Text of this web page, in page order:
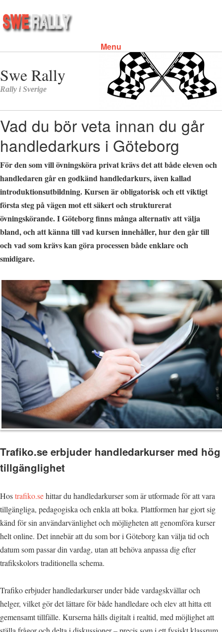
Menu
Skip to content
Vad du bör veta innan du går
handledarkurs i Göteborg
För den som vill övningsköra privat krävs det att både eleven och
handledaren går en godkänd handledarkurs, även kallad
introduktionsutbildning. Kursen är obligatorisk och ett viktigt
första steg på vägen mot ett säkert och strukturerat
övningskörande. I Göteborg finns många alternativ att välja
bland, och att känna till vad kursen innehåller, hur den går till
och vad som krävs kan göra processen både enklare och
smidigare.
Trafiko.se erbjuder handledarkurser med hög
tillgänglighet
Hostrafiko.sehittar du handledarkurser som är utformade för att vara
tillgängliga, pedagogiska och enkla att boka. Plattformen har gjort sig
känd för sin användarvänlighet och möjligheten att genomföra kurser
helt online. Det innebär att du som bor i Göteborg kan välja tid och
datum som passar din vardag, utan att behöva anpassa dig efter
trafikskolors traditionella schema.
Trafiko erbjuder handledarkurser under både vardagskvällar och
helger, vilket gör det lättare för både handledare och elev att hitta ett
gemensamt tillfälle. Kurserna hålls digitalt i realtid, med möjlighet att